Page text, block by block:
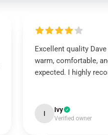
Excellent quality
warm, comfortable,
expected. I highly
I Ivy
Verified owner